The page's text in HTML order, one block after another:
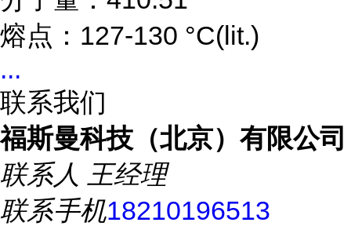
熔点：127-130 °C(lit.)
...
联系我们
福斯曼科技（北京）有限公司
联系人 王经理
联系手机18210196513